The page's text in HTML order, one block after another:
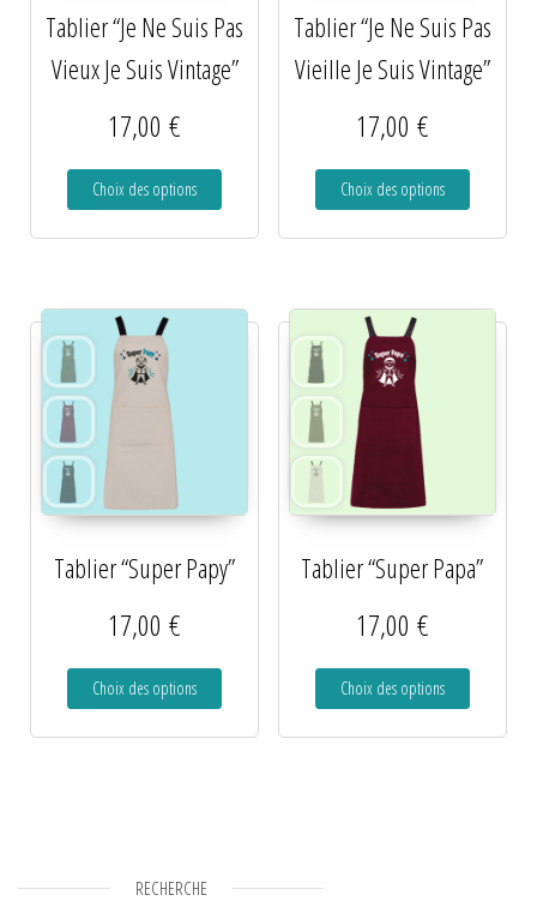
Tablier “Je Ne Suis Pas
Vieux Je Suis Vintage”
17,00€
Choix des options
Tablier “Je Ne Suis Pas
Vieille Je Suis Vintage”
17,00 €
Choix des options
Tablier “Super Papy”
17,00€
Choix des options
Tablier “Super Papa”
17,00 €
Choix des options
RECHERCHE